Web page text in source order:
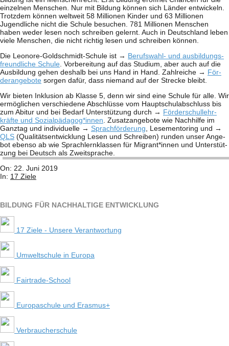
ein­zel­nen Men­schen. Nur mit Bil­dung kön­nen sich Län­der ent­wi­ckeln.
Trotz­dem kön­nen welt­weit 58 Mil­lio­nen Kin­der und 63 Mil­lio­nen
Jugend­li­che nicht die Schule besu­chen. 781 Mil­lio­nen Men­schen
haben weder lesen noch schrei­ben gelernt. Auch in Deutsch­land leben
viele Men­schen, die nicht rich­tig lesen und schrei­ben können.
Die Leo­nore-Gold­schmidt-Schule ist → Berufs­wahl- und aus­bil­dungs­
freund­li­che Schule . Vor­be­rei­tung auf das Stu­dium, aber auch auf die
Aus­bil­dung gehen des­halb bei uns Hand in Hand. Zahl­rei­che → För­
der­an­ge­bote sor­gen dafür, dass nie­mand auf der Stre­cke bleibt.
Wir bie­ten Inklu­sion ab Klasse 5, denn wir sind eine Schule für alle. Wir
ermög­li­chen ver­schie­dene Abschlüsse vom Haupt­schul­ab­schluss bis
zum Abitur und bei Bedarf Unter­stüt­zung durch → För­der­schul­lehr­
kräfte und Sozialpädagog*innen . Zusatz­an­ge­bote wie Nach­hilfe im
Ganz­tag und indi­vi­du­elle → Sprach­för­de­rung , Lese­men­to­ring und →
QLS (Qua­li­täts­ent­wick­lung Lesen und Schrei­ben) run­den unser Ange­
bot ebenso ab wie Sprach­lern­klas­sen für Migrant*innen und Unter­stüt­
zung bei Deutsch als Zweitsprache.
2019-
06-
On: 22. Juni 2019
In: 17 Ziele
BIL­DUNG FÜR NACH­HAL­TIGE ENTWICKLUNG
17 Ziele - Unsere Verantwortung
Umweltschule in Europa
Fairtrade-School
Europaschule und Erasmus+
Verbraucherschule